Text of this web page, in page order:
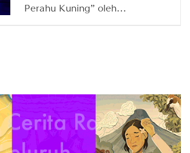
Perahu Kuning” oleh